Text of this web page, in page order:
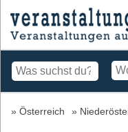
Österreich